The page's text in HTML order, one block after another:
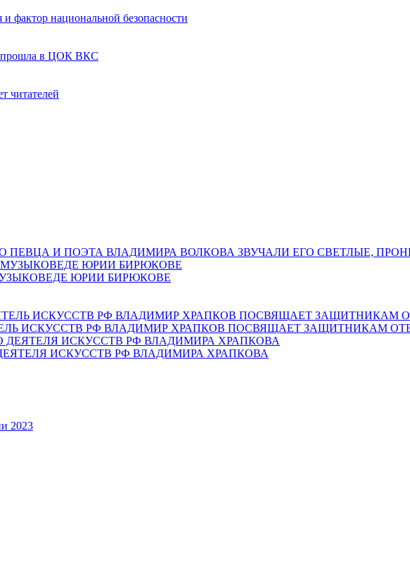
и фактор национальной безопасности
прошла в ЦОК ВКС
читателей
ПЕВЦА И ПОЭТА ВЛАДИМИРА ВОЛКОВА ЗВУЧАЛИ ЕГО СВЕТЛЫЕ,
ЮРИИ БИРЮКОВЕ
ИСКУССТВ РФ ВЛАДИМИР ХРАПКОВ ПОСВЯЩАЕТ ЗАЩИТНИКАМ
ИСКУССТВ РФ ВЛАДИМИРА ХРАПКОВА
2023